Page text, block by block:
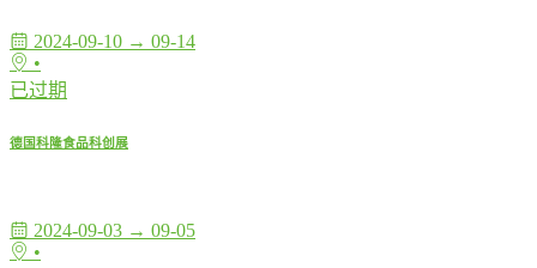
2024-09-10 → 09-14
•
已过期
德国科隆食品科创展
2024-09-03 → 09-05
•